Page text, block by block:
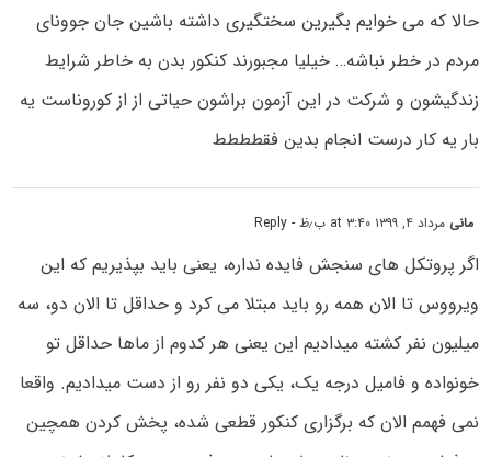
حالا که می خوایم بگیرین سختگیری داشته باشین جان جوونای
مردم در خطر نباشه… خیلیا مجبورند کنکور بدن به خاطر شرایط
زندگیشون و شرکت در این آزمون براشون حیاتی از از کوروناست یه
بار یه کار درست انجام بدین فقطططط
مانی مرداد ۴, ۱۳۹۹ at ۳:۴۰ ب٫ظ - Reply
اگر پروتکل های سنجش فایده نداره، یعنی باید بپذیریم که این
ویرووس تا الان همه رو باید مبتلا می کرد و حداقل تا الان دو، سه
میلیون نفر کشته میدادیم این یعنی هر کدوم از ماها حداقل تو
خونواده و فامیل درجه یک، یکی دو نفر رو از دست میدادیم. واقعا
نمی فهمم الان که برگزاری کنکور قطعی شده، پخش کردن همچین